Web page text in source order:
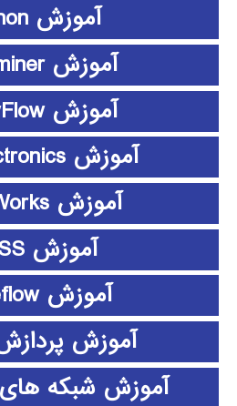
آموزش python
آموزش rapidminer
آموزش ShowFlow
آموزش SimElectronics
آموزش SolidWorks
آموزش SPSS
آموزش stateflow
آموزش
آموزش شبکه های